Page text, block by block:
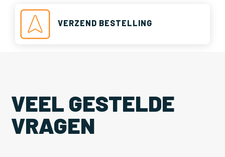
VERZEND BESTELLING
VEEL GESTELDE
VRAGEN